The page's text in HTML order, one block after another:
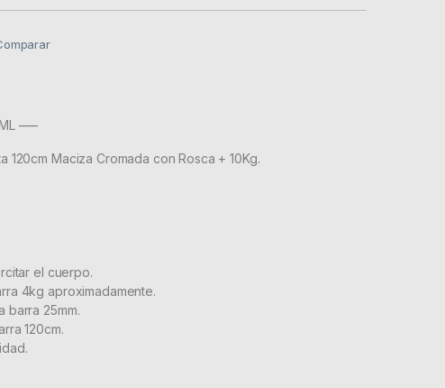
—–
120cm Maciza Cromada con Rosca + 10Kg.
el cuerpo.
4kg aproximadamente.
barra 25mm.
120cm.